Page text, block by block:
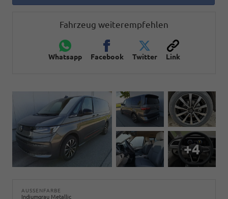
Fahrzeug weiterempfehlen
Whatsapp Facebook Twitter Link
+4
AUSSENFARBE
Indiumgrau Metallic